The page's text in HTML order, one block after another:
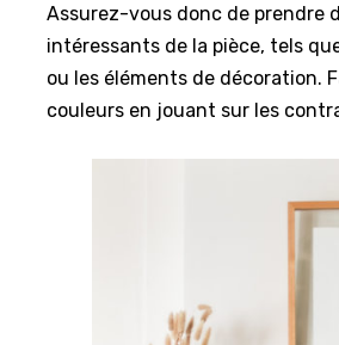
Assurez-vous donc de prendre
intéressants de la pièce, tels
ou les éléments de décoration.
couleurs en jouant sur les